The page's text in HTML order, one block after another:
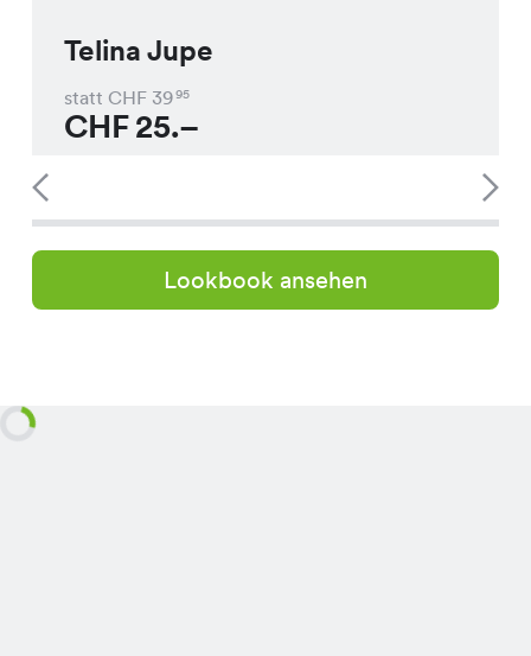
Telina Jupe
statt CHF 3995
CHF25.–
Lookbook ansehen